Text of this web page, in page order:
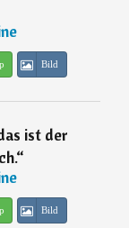
Bild
ist der
“
Bild